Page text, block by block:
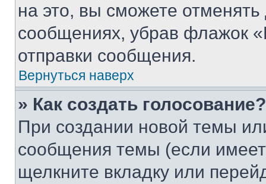
на это, вы сможете
сообщениях, убрав флажок
отправки сообщения.
Вернуться наверх
» Как создать голосование?
При создании новой темы
сообщения темы (если
щелкните вкладку или